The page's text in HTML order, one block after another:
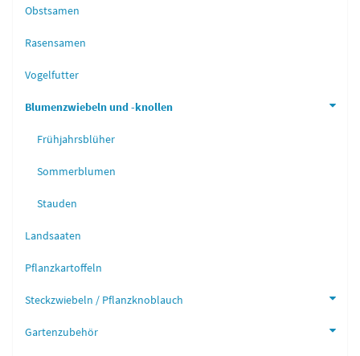
Obstsamen
Rasensamen
Vogelfutter
Blumenzwiebeln und -knollen
Frühjahrsblüher
Sommerblumen
Stauden
Landsaaten
Pflanzkartoffeln
Steckzwiebeln / Pflanzknoblauch
Gartenzubehör